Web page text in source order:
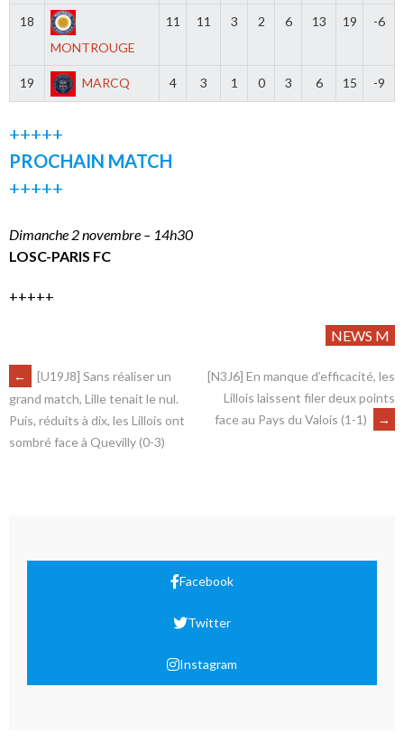
18
MONTROUGE
11 11 3 2 6 13 19 -6
19 MARCQ 4 3 1 0 3 6 15 -9
+++++
PROCHAIN MATCH
+++++
Dimanche 2 novembre – 14h30
LOSC-PARIS FC
+++++
NEWS M
←
[U19J8] Sans réaliser un
grand match, Lille tenait le nul.
Puis, réduits à dix, les Lillois ont
sombré face à Quevilly (0-3)
[N3J6] En manque d’efficacité, les
Lillois laissent filer deux points
face au Pays du Valois (1-1)
→
Facebook
Twitter
Instagram